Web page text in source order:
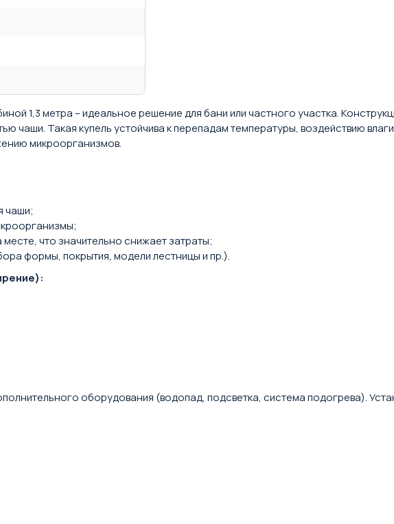
1,3 метра – идеальное решение для бани или частного участка.
чаши. Такая купель устойчива к перепадам температуры, воздействию
микроорганизмов.
чаши;
что значительно снижает затраты;
формы, покрытия, модели лестницы и пр.).
оборудования (водопад, подсветка, система подогрева).